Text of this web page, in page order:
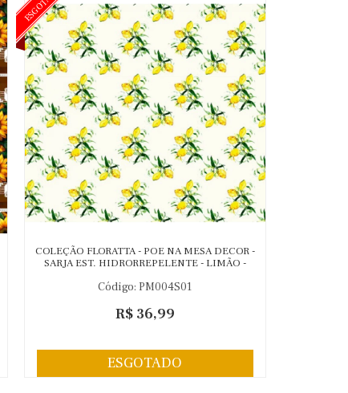
COLEÇÃO FLORATTA - POE NA MESA DECOR -
SARJA EST. HIDRORREPELENTE - LIMÃO -
Código: PM004S01
R$ 36,99
ESGOTADO